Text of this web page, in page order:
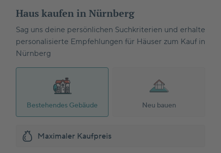
Haus kaufen in Nürnberg
Sag uns deine persönlichen Suchkriterien und erhalte
personalisierte Empfehlungen für Häuser zum Kauf in
Nürnberg
Bestehendes Gebäude Neu bauen